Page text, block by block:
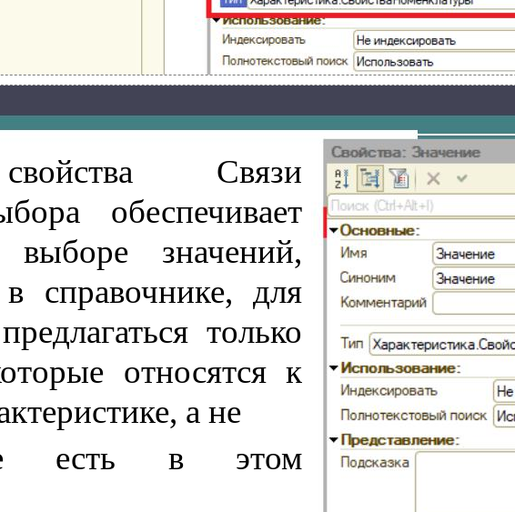
Связи
обеспечивает
значений,
справочнике, для
только
относятся к
а не
есть в
этом